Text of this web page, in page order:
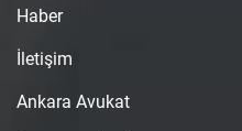
Haber
İletişim
Ankara Avukat